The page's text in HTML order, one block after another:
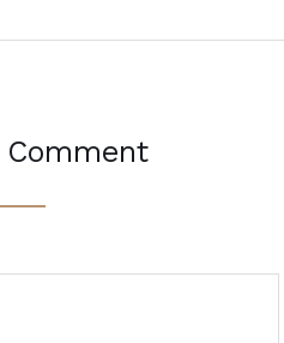
Comment